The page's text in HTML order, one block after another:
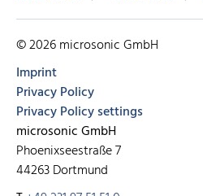
© 2026 microsonic GmbH
Imprint
Privacy Policy
Privacy Policy settings
microsonic GmbH
Phoenixseestraße 7
44263 Dortmund